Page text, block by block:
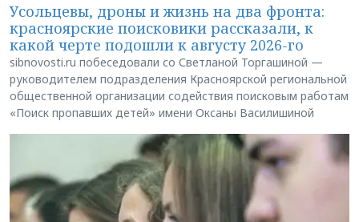
Усольцевы, дроны и жизнь на два фронта:
красноярские поисковики рассказали, к
какой черте подошли к августу 2026-го
sibnovosti.ru побеседовали со Светланой Торгашиной —
руководителем подразделения Красноярской региональной
общественной организации содействия поисковым работам
«Поиск пропавших детей» имени Оксаны Василишиной